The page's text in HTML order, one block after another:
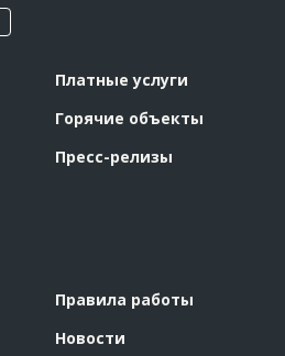
Платные услуги
Горячие объекты
Пресс-релизы
Правила работы
Новости